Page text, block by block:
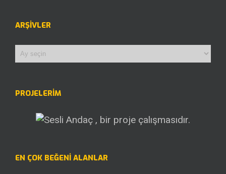
ARŞIVLER
Arşivler
PROJELERİM
EN ÇOK BEĞENI ALANLAR